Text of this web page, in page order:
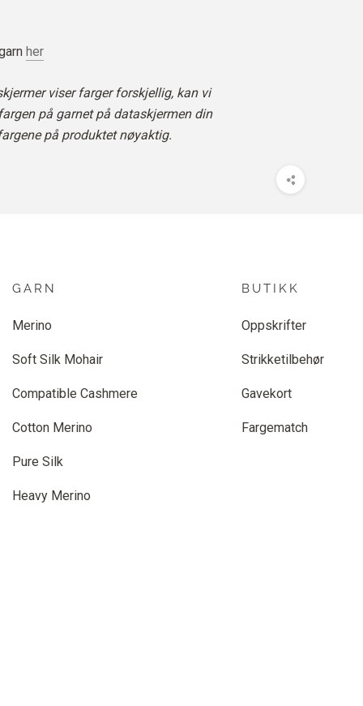
her
viser farger forskjellig, kan vi
på garnet på dataskjermen din
på produktet nøyaktig.
GARN
Merino
Soft Silk Mohair
Compatible Cashmere
Cotton Merino
Pure Silk
Heavy Merino
BUTIKK
Oppskrifter
Strikketilbehør
Gavekort
Fargematch